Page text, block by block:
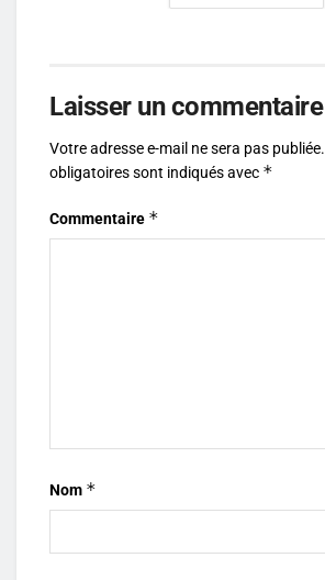
Laisser un commentaire
Votre adresse e-mail ne sera pas publiée.
obligatoires sont indiqués avec *
Commentaire *
Nom *